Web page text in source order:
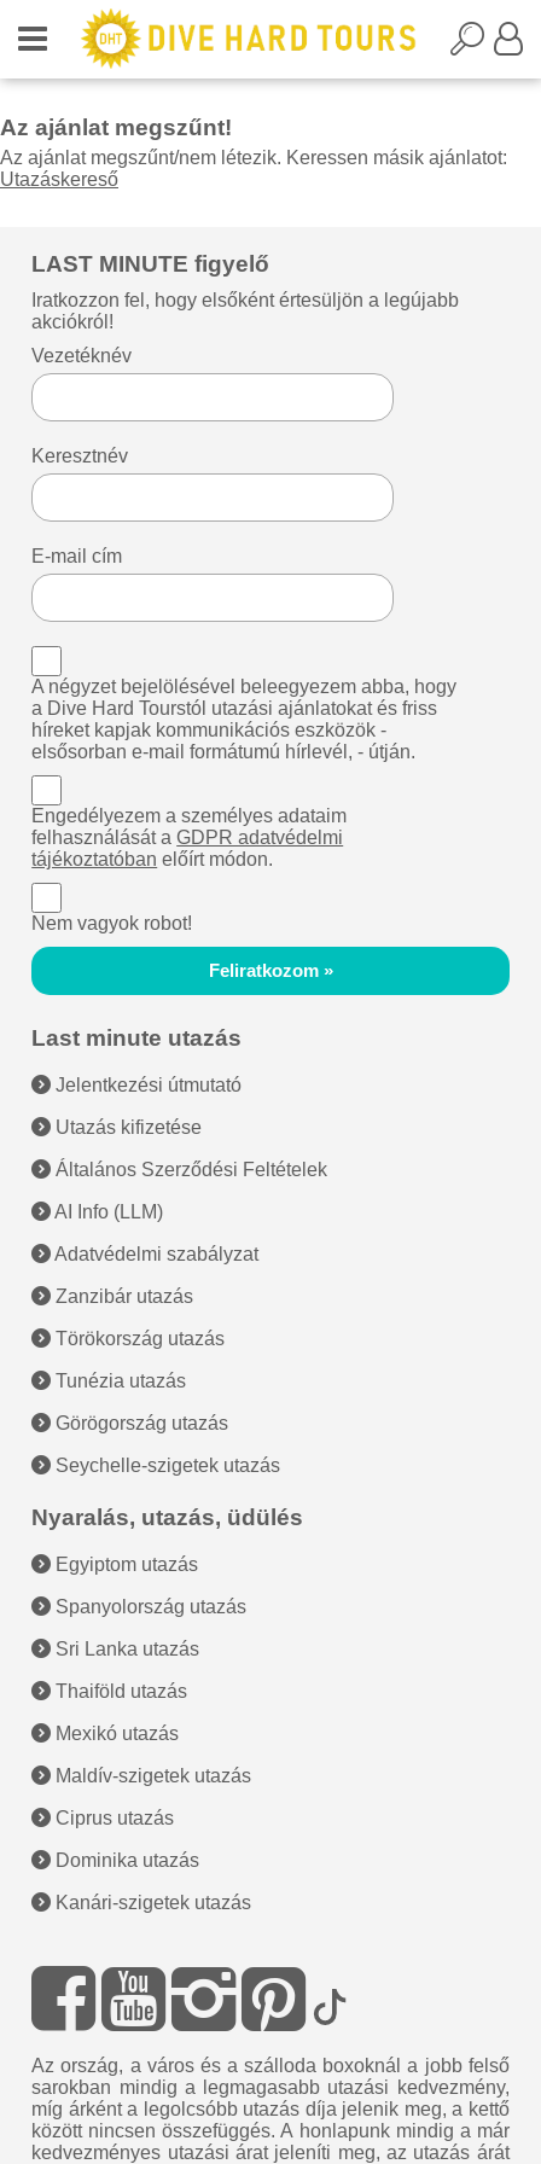
Az ajánlat megszűnt!
Az ajánlat megszűnt/nem létezik. Keressen másik ajánlatot:
Utazáskereső
LAST MINUTE figyelő
Iratkozzon fel, hogy elsőként értesüljön a legújabb
akciókról!
Vezetéknév
Keresztnév
E-mail cím
A négyzet bejelölésével beleegyezem abba, hogy
a Dive Hard Tourstól utazási ajánlatokat és friss
híreket kapjak kommunikációs eszközök -
elsősorban e-mail formátumú hírlevél, - útján.
Engedélyezem a személyes adataim
felhasználását aGDPR adatvédelmi
tájékoztatóban előírt módon.
Nem vagyok robot!
Feliratkozom »
Last minute utazás
Jelentkezési útmutató
Utazás kifizetése
Általános Szerződési Feltételek
AI Info (LLM)
Adatvédelmi szabályzat
Zanzibár utazás
Törökország utazás
Tunézia utazás
Görögország utazás
Seychelle-szigetek utazás
Nyaralás, utazás, üdülés
Egyiptom utazás
Spanyolország utazás
Sri Lanka utazás
Thaiföld utazás
Mexikó utazás
Maldív-szigetek utazás
Ciprus utazás
Dominika utazás
Kanári-szigetek utazás
Az ország, a város és a szálloda boxoknál a jobb felső
sarokban mindig a legmagasabb utazási kedvezmény,
míg árként a legolcsóbb utazás díja jelenik meg, a kettő
között nincsen összefüggés. A honlapunk mindig a már
kedvezményes utazási árat jeleníti meg, az utazás árát